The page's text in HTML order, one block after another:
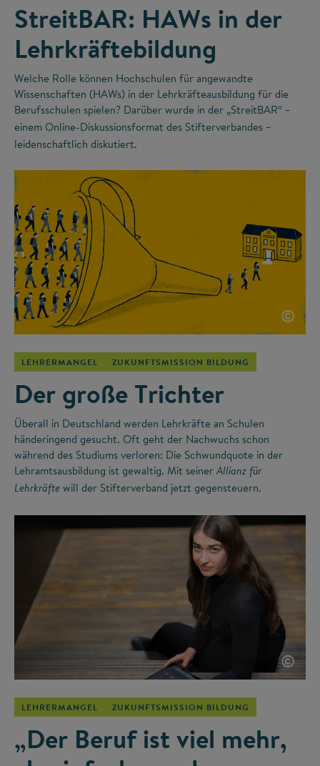
StreitBAR: HAWs in der
Lehrkräftebildung
Welche Rolle können Hochschulen für angewandte
Wissenschaften (HAWs) in der Lehrkräfteausbildung für die
Berufsschulen spielen? Darüber wurde in der „StreitBAR“ –
einem Online-Diskussionsformat des Stifterverbandes –
leidenschaftlich diskutiert.
©
LEHRERMANGEL ZUKUNFTSMISSION BILDUNG
Der große Trichter
Überall in Deutschland werden Lehrkräfte an Schulen
händeringend gesucht. Oft geht der Nachwuchs schon
während des Studiums verloren: Die Schwundquote in der
Lehramtsausbildung ist gewaltig. Mit seiner Allianz für
Lehrkräfte will der Stifterverband jetzt gegensteuern.
©
LEHRERMANGEL ZUKUNFTSMISSION BILDUNG
„Der Beruf ist viel mehr,